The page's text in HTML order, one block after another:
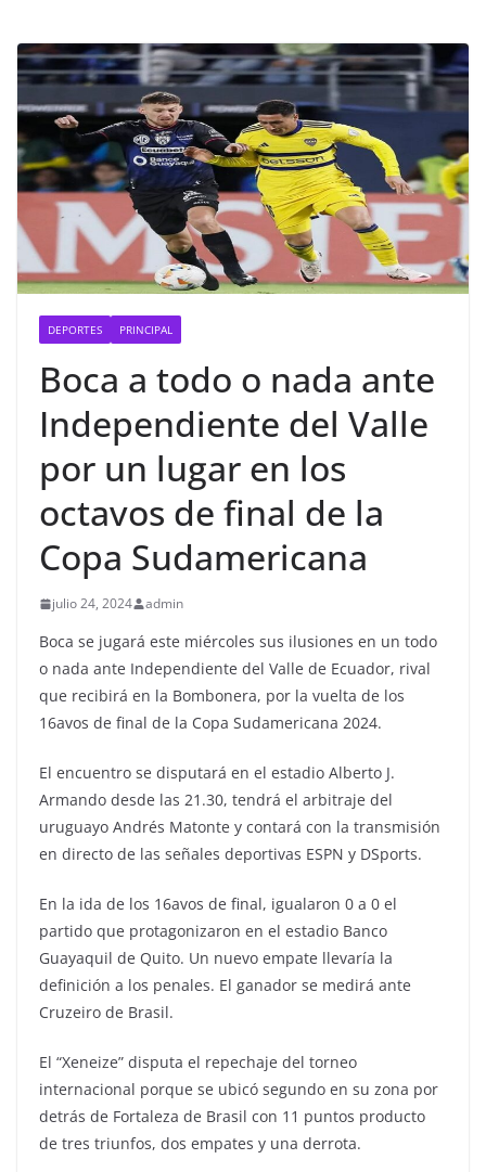
DEPORTES PRINCIPAL
Boca a todo o nada ante
Independiente del Valle
por un lugar en los
octavos de final de la
Copa Sudamericana
julio 24, 2024 admin
Boca se jugará este miércoles sus ilusiones en un todo
o nada ante Independiente del Valle de Ecuador, rival
que recibirá en la Bombonera, por la vuelta de los
16avos de final de la Copa Sudamericana 2024.
El encuentro se disputará en el estadio Alberto J.
Armando desde las 21.30, tendrá el arbitraje del
uruguayo Andrés Matonte y contará con la transmisión
en directo de las señales deportivas ESPN y DSports.
En la ida de los 16avos de final, igualaron 0 a 0 el
partido que protagonizaron en el estadio Banco
Guayaquil de Quito. Un nuevo empate llevaría la
definición a los penales. El ganador se medirá ante
Cruzeiro de Brasil.
El “Xeneize” disputa el repechaje del torneo
internacional porque se ubicó segundo en su zona por
detrás de Fortaleza de Brasil con 11 puntos producto
de tres triunfos, dos empates y una derrota.